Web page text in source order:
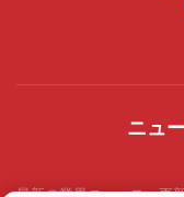
ニュ
最新の業界ニュース、更